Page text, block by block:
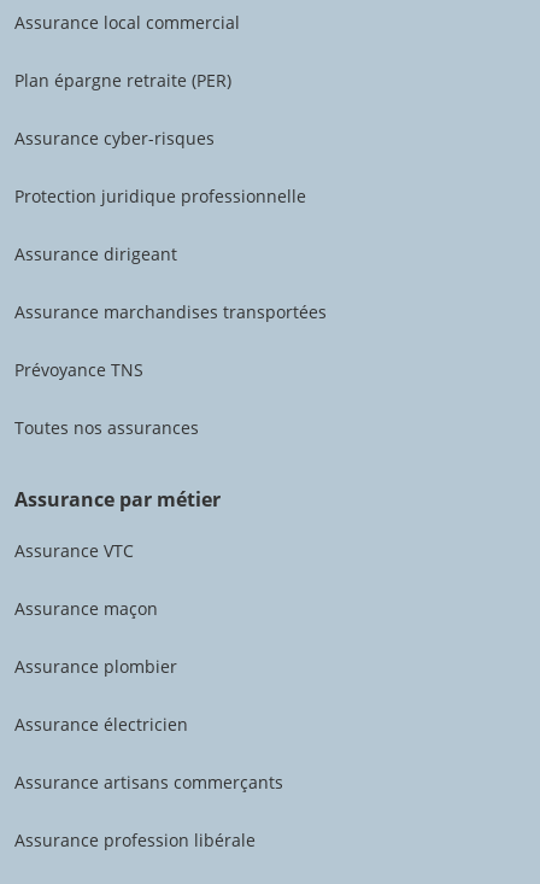
Assurance local commercial
Plan épargne retraite (PER)
Assurance cyber-risques
Protection juridique professionnelle
Assurance dirigeant
Assurance marchandises transportées
Prévoyance TNS
Toutes nos assurances
Assurance par métier
Assurance VTC
Assurance maçon
Assurance plombier
Assurance électricien
Assurance artisans commerçants
Assurance profession libérale